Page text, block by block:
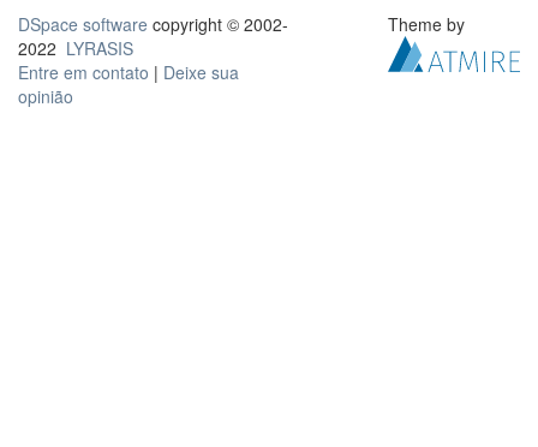
DSpace software copyright © 2002-
2022 LYRASIS
Entre em contato | Deixe sua
opinião
Theme by